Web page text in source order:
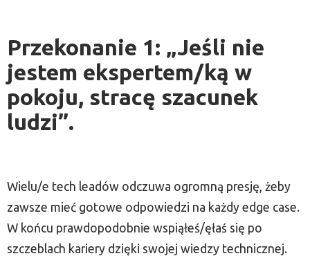
Przekonanie 1: „Jeśli nie
jestem ekspertem/ką w
pokoju, stracę szacunek
ludzi”.
Wielu/e tech leadów odczuwa ogromną presję, żeby
zawsze mieć gotowe odpowiedzi na każdy edge case.
W końcu prawdopodobnie wspiąłeś/ęłaś się po
szczeblach kariery dzięki swojej wiedzy technicznej.